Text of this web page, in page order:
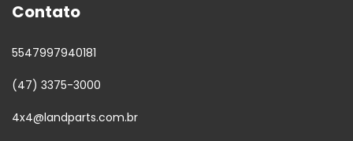
Contato
5547997940181
(47) 3375-3000
4x4@landparts.com.br